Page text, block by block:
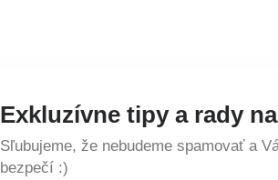
Exkluzívne tipy a rady
Sľubujeme, že nebudeme spamovať a
bezpečí :)